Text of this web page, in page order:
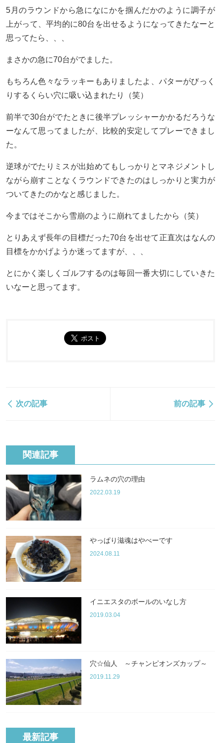
5月のラウンドから急になにかを掴んだかのように調子が
上がって、平均的に80台を出せるようになってきたなーと
思ってたら、、、
まさかの急に70台がでました。
もちろん色々なラッキーもありましたよ、パターがびっく
りするくらい穴に吸い込まれたり（笑）
前半で30台がでたときに後半プレッシャーかかるだろうな
ーなんて思ってましたが、比較的安定してプレーできまし
た。
逆球がでたりミスが出始めてもしっかりとマネジメントし
ながら崩すことなくラウンドできたのはしっかりと実力が
ついてきたのかなと感じました。
今まではそこから雪崩のように崩れてましたから（笑）
とりあえず長年の目標だった70台を出せて正直次はなんの
目標をかかげようか迷ってますが、、、
とにかく楽しくゴルフするのは毎回一番大切にしていきた
いなーと思ってます。
次の記事 前の記事
関連記事
ラムネの穴の理由
2022.03.19
やっぱり滋魂はやべーです
2024.08.11
イニエスタのボールのいなし方
2019.03.04
穴☆仙人 ～チャンピオンズカップ～
2019.11.29
最新記事